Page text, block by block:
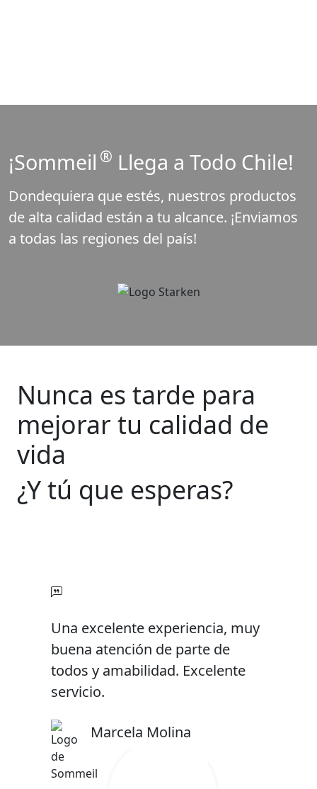
¡Sommeil ® Llega a Todo Chile!
Dondequiera que estés, nuestros productos
de alta calidad están a tu alcance. ¡Enviamos
a todas las regiones del país!
Nunca es tarde para
mejorar tu calidad de
vida
¿Y tú que esperas?
Una excelente experiencia, muy
buena atención de parte de
todos y amabilidad. Excelente
servicio.
Marcela Molina
Alejandro Cáceres